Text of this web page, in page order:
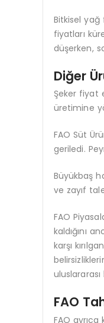
Bitkisel yağ
fiyatları
düşerken,
Diğer
Şeker fiyat
üretimine
FAO Süt
geriledi.
Büyükbaş
ve zayıf
FAO
kaldığını
karşı
FAO
FAO